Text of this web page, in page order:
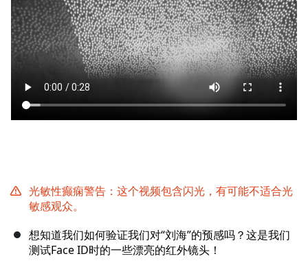
取消 发帖评论
光敏性癫痫警告：这个视频包含闪光，有可能不适合光
敏感观众。
想知道我们如何验证我们对“刘海”的预感吗？这是我们
测试Face ID时的一些漂亮的红外镜头！